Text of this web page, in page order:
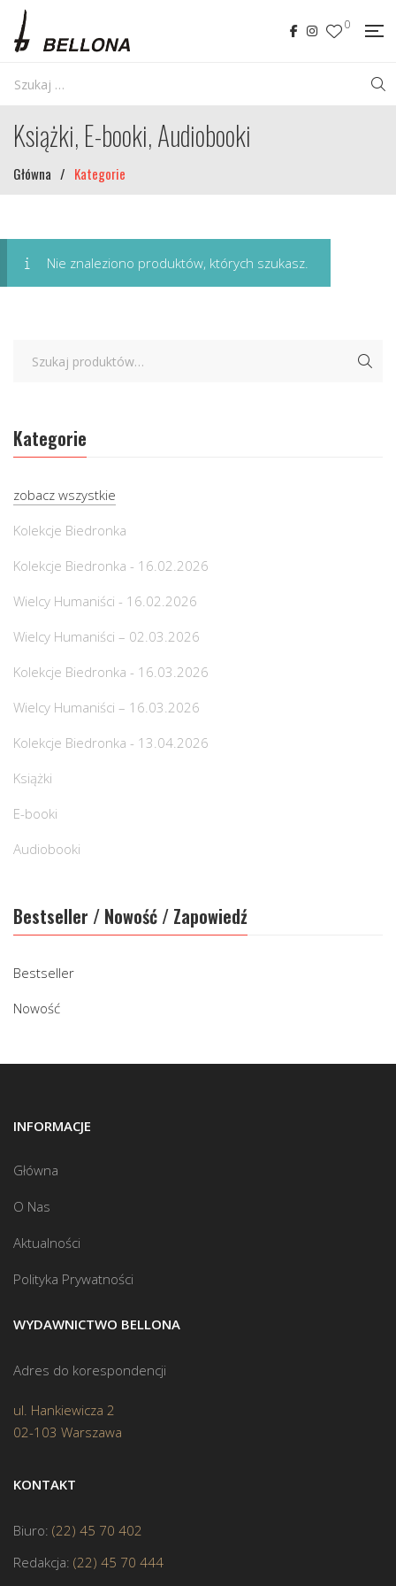
0
Książki, E-booki, Audiobooki
Główna / Kategorie
Nie znaleziono produktów, których szukasz.
Kategorie
zobacz wszystkie
Kolekcje Biedronka
Kolekcje Biedronka - 16.02.2026
Wielcy Humaniści - 16.02.2026
Wielcy Humaniści – 02.03.2026
Kolekcje Biedronka - 16.03.2026
Wielcy Humaniści – 16.03.2026
Kolekcje Biedronka - 13.04.2026
Książki
E-booki
Audiobooki
Bestseller / Nowość / Zapowiedź
Bestseller
Nowość
INFORMACJE
Główna
O Nas
Aktualności
Polityka Prywatności
WYDAWNICTWO BELLONA
Adres do korespondencji
ul. Hankiewicza 2
02-103 Warszawa
KONTAKT
Biuro: (22) 45 70 402
Redakcja: (22) 45 70 444